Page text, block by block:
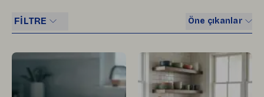
FİLTRE Öne çıkanlar